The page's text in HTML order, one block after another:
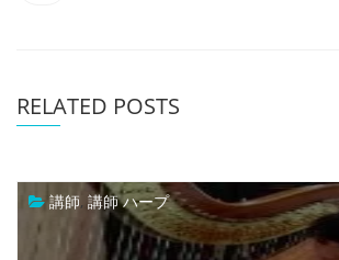
RELATED POSTS
講師, 講師 ハープ